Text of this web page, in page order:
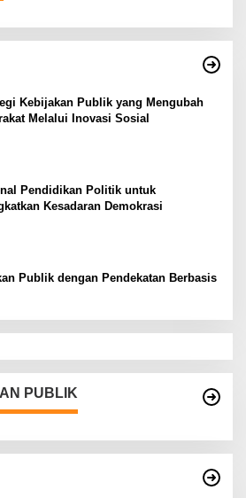
Kebijakan Publik yang Mengubah
Melalui Inovasi Sosial
Pendidikan Politik untuk
Kesadaran Demokrasi
Publik dengan Pendekatan Berbasis
PUBLIK